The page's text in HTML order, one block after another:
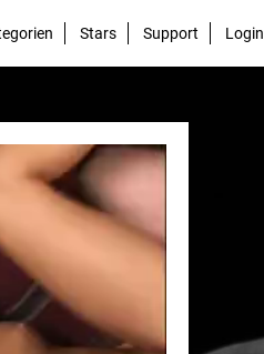
Stars Support Login